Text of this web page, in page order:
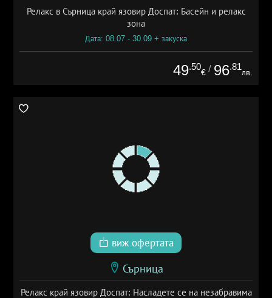
Релакс в Сърница край язовир Доспат: Басейн и релакс
зона
Дата: 08.07 - 30.09 + закуска
49.50
€ / 96.81
лв.
виж офертата
Сърница
Релакс край язовир Доспат: Насладете се на незабравима